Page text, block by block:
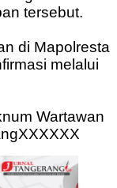
tersebut.
di Mapolresta
melalui
Wartawan